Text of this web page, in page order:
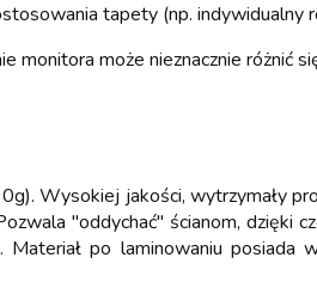
tapety (np. indywidualny
może nieznacznie różnić
Wysokiej jakości, wytrzymały
"oddychać" ścianom, dzięki
po laminowaniu posiada